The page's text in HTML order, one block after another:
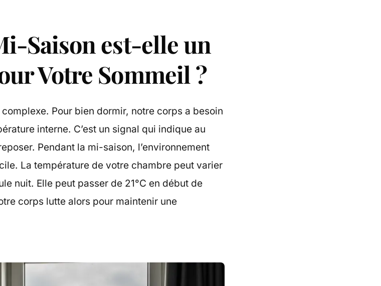
Saison est-elle un
Votre Sommeil ?
Pour bien dormir, notre corps a besoin
interne. C’est un signal qui indique au
Pendant la mi-saison, l’environnement
La température de votre chambre peut varier
nuit. Elle peut passer de 21°C en début de
corps lutte alors pour maintenir une